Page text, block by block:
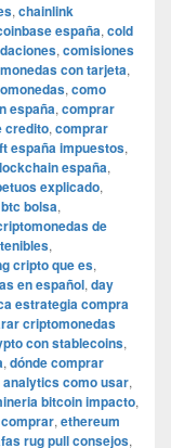
, chainlink
españa, cold
, comisiones
con tarjeta,
, como
españa, comprar
credito, comprar
españa impuestos,
españa,
explicado,
bolsa,
de
,
cripto que es,
en español, day
estrategia compra
criptomonedas
con stablecoins,
, dónde comprar
analytics como usar,
bitcoin impacto,
, ethereum
rug pull consejos,